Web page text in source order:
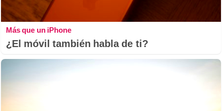
Más que un iPhone
¿El móvil también habla de ti?